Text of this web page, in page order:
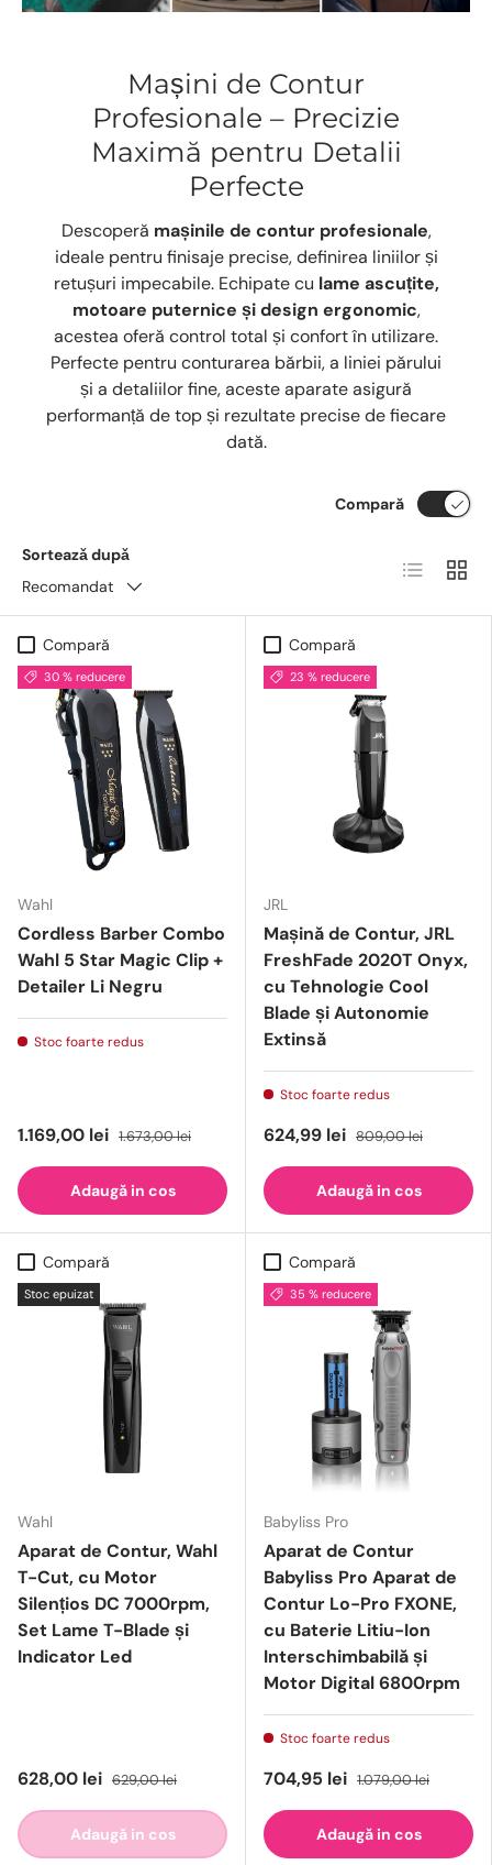
Mașini de Contur
Profesionale – Precizie
Maximă pentru Detalii
Perfecte
Descoperă mașinile de contur profesionale,
ideale pentru finisaje precise, definirea liniilor și
retușuri impecabile. Echipate cu lame ascuțite,
motoare puternice și design ergonomic,
acestea oferă control total și confort în utilizare.
Perfecte pentru conturarea bărbii, a liniei părului
și a detaliilor fine, aceste aparate asigură
performanță de top și rezultate precise de fiecare
dată.
Sorteazǎ dupǎ
Recomandat
Compară
Lista Grid
Compară
30 % reducere
Wahl
Cordless Barber Combo
Wahl 5 Star Magic Clip +
Detailer Li Negru
Stoc foarte redus
1.169,00 lei 1.673,00 lei
Adaugă in cos
Compară
23 % reducere
JRL
Mașină de Contur, JRL
FreshFade 2020T Onyx,
cu Tehnologie Cool
Blade și Autonomie
Extinsă
Stoc foarte redus
624,99 lei 809,00 lei
Adaugă in cos
Compară
Stoc epuizat
Wahl
Aparat de Contur, Wahl
T-Cut, cu Motor
Silențios DC 7000rpm,
Set Lame T-Blade și
Indicator Led
628,00 lei 629,00 lei
Adaugă in cos
Compară
35 % reducere
Babyliss Pro
Aparat de Contur
Babyliss Pro Aparat de
Contur Lo-Pro FXONE,
cu Baterie Litiu-Ion
Interschimbabilă și
Motor Digital 6800rpm
Stoc foarte redus
704,95 lei 1.079,00 lei
Adaugă in cos